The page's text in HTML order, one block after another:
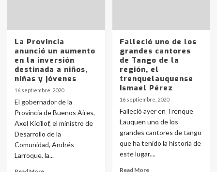
La Provincia
anunció un aumento
en la inversión
destinada a niños,
niñas y jóvenes
16 septiembre, 2020
El gobernador de la
Provincia de Buenos Aires,
Axel Kicillof, el ministro de
Desarrollo de la
Comunidad, Andrés
Larroque, la...
Falleció uno de los
grandes cantores
de Tango de la
región, el
trenquelauquense
Ismael Pérez
16 septiembre, 2020
Falleció ayer en Trenque
Lauquen uno de los
grandes cantores de tango
que ha tenido la historia de
este lugar....
Read More